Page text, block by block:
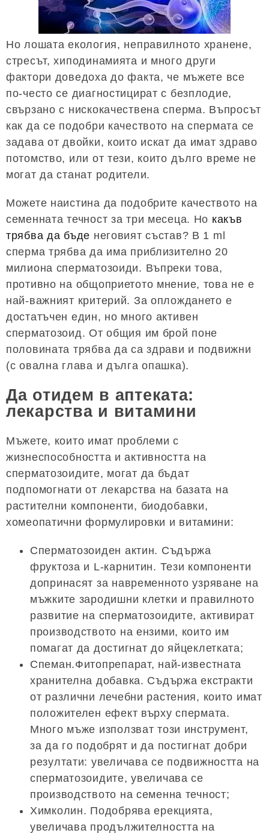
Но лошата екология, неправилното хранене,
стресът, хиподинамията и много други
фактори доведоха до факта, че мъжете все
по-често се диагностицират с безплодие,
свързано с нискокачествена сперма. Въпросът
как да се подобри качеството на спермата се
задава от двойки, които искат да имат здраво
потомство, или от тези, които дълго време не
могат да станат родители.
Можете наистина да подобрите качеството на
семенната течност за три месеца. Но какъв
трябва да бъде неговият състав? В 1 ml
сперма трябва да има приблизително 20
милиона сперматозоиди. Въпреки това,
противно на общоприетото мнение, това не е
най-важният критерий. За оплождането е
достатъчен един, но много активен
сперматозоид. От общия им брой поне
половината трябва да са здрави и подвижни
(с овална глава и дълга опашка).
Да отидем в аптеката:
лекарства и витамини
Мъжете, които имат проблеми с
жизнеспособността и активността на
сперматозоидите, могат да бъдат
подпомогнати от лекарства на базата на
растителни компоненти, биодобавки,
хомеопатични формулировки и витамини:
Сперматозоиден актин. Съдържа
фруктоза и L-карнитин. Тези компоненти
допринасят за навременното узряване на
мъжките зародишни клетки и правилното
развитие на сперматозоидите, активират
производството на ензими, които им
помагат да достигнат до яйцеклетката;
Спеман.Фитопрепарат, най-известната
хранителна добавка. Съдържа екстракти
от различни лечебни растения, които имат
положителен ефект върху спермата.
Много мъже използват този инструмент,
за да го подобрят и да постигнат добри
резултати: увеличава се подвижността на
сперматозоидите, увеличава се
производството на семенна течност;
Химколин. Подобрява ерекцията,
увеличава продължителността на